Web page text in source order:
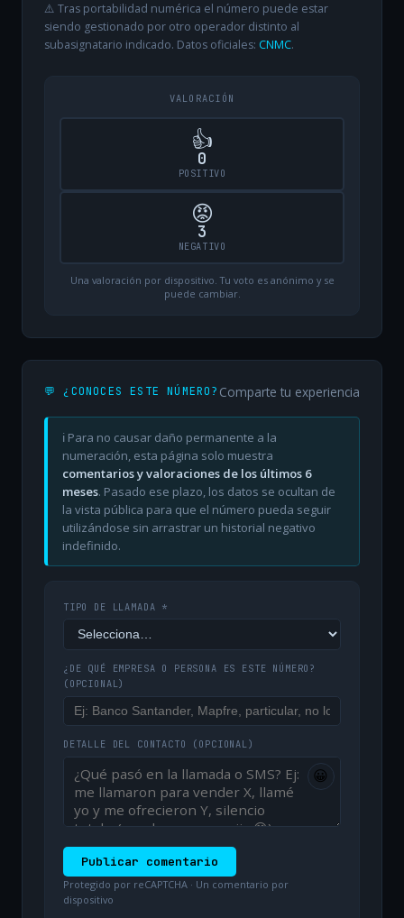
⚠️ Tras portabilidad numérica el número puede estar
siendo gestionado por otro operador distinto al
subasignatario indicado. Datos oficiales: CNMC.
VALORACIÓN
👍
0
POSITIVO
😡
3
NEGATIVO
Una valoración por dispositivo. Tu voto es anónimo y se
puede cambiar.
💬 ¿CONOCES ESTE NÚMERO? Comparte tu experiencia
ℹ️ Para no causar daño permanente a la
numeración, esta página solo muestra
comentarios y valoraciones de los últimos 6
meses. Pasado ese plazo, los datos se ocultan de
la vista pública para que el número pueda seguir
utilizándose sin arrastrar un historial negativo
indefinido.
TIPO DE LLAMADA *
¿DE QUÉ EMPRESA O PERSONA ES ESTE NÚMERO?
(OPCIONAL)
DETALLE DEL CONTACTO (OPCIONAL)
😀
Publicar comentario
Protegido por reCAPTCHA · Un comentario por
dispositivo